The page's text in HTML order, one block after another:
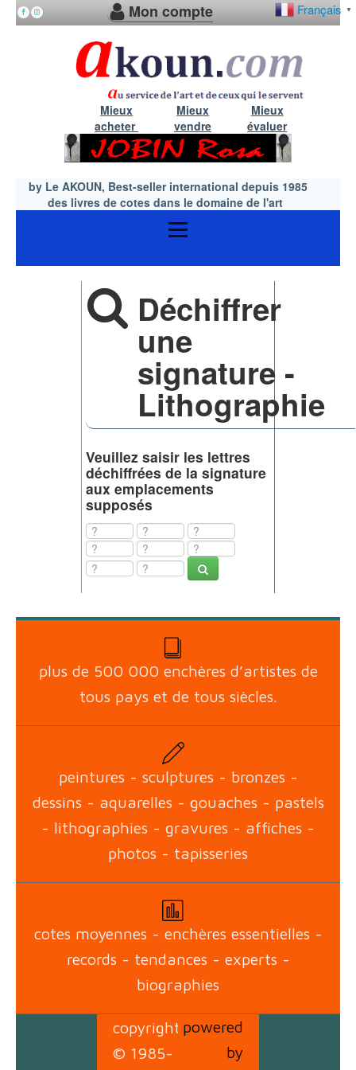
Français ▼
Mon compte
Mieux
acheter
Mieux
vendre
Mieux
évaluer
by Le AKOUN, Best-seller international depuis 1985
des livres de cotes dans le domaine de l'art
Déchiffrer
une
signature -
Lithographie
Veuillez saisir les lettres
déchiffrées de la signature
aux emplacements
supposés
plus de 500 000 enchères d’artistes de
tous pays et de tous siècles.
peintures - sculptures - bronzes -
dessins - aquarelles - gouaches - pastels
- lithographies - gravures - affiches -
photos - tapisseries
cotes moyennes - enchères essentielles -
records - tendances - experts -
biographies
copyright
© 1985-
powered
by